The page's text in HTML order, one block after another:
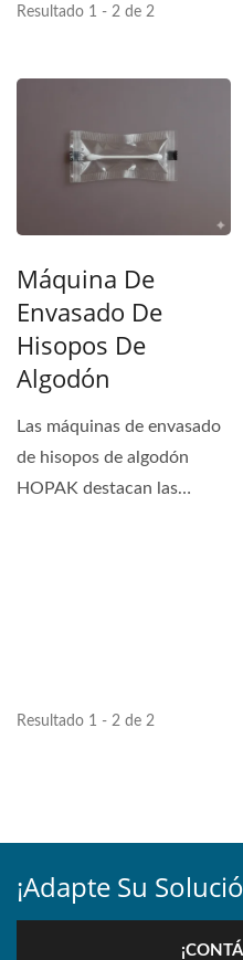
Resultado 1 - 2 de 2
Máquina De
Envasado De
Hisopos De
Algodón
Las máquinas de envasado
de hisopos de algodón
HOPAK destacan las
Resultado 1 - 2 de 2
¡Adapte Su